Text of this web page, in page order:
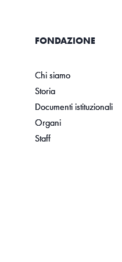
FONDAZIONE
Chi siamo
Storia
Documenti istituzionali
Organi
Staff